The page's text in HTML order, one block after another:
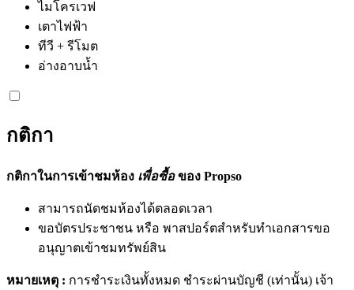
ไมโครเวฟ
เตาไฟฟ้า
ทีวี + รีโมต
อ่างอาบน้ำ
กติกา
กติกาในการเข้าชมห้อง เพื่อซื้อของ Propso
สามารถนัดชมห้องได้ตลอดเวลา
ขอบัตรประชาชน หรือ พาสปอร์ตสำหรับทำเอกสารขอ
อนุญาตเข้าชมทรัพย์สิน
หมายเหตุ : การชำระเงินทั้งหมด ชำระผ่านบัญชี (เท่านั้น) เจ้า